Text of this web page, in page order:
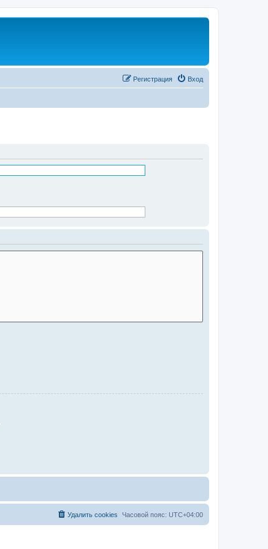
Вход
Регистрация
Часовой пояс: UTC+04:00
Удалить cookies